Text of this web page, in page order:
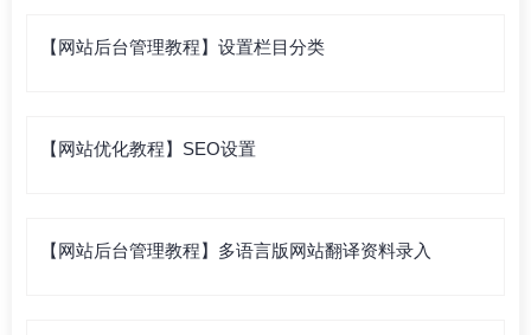
【网站后台管理教程】设置栏目分类
【网站优化教程】SEO设置
【网站后台管理教程】多语言版网站翻译资料录入